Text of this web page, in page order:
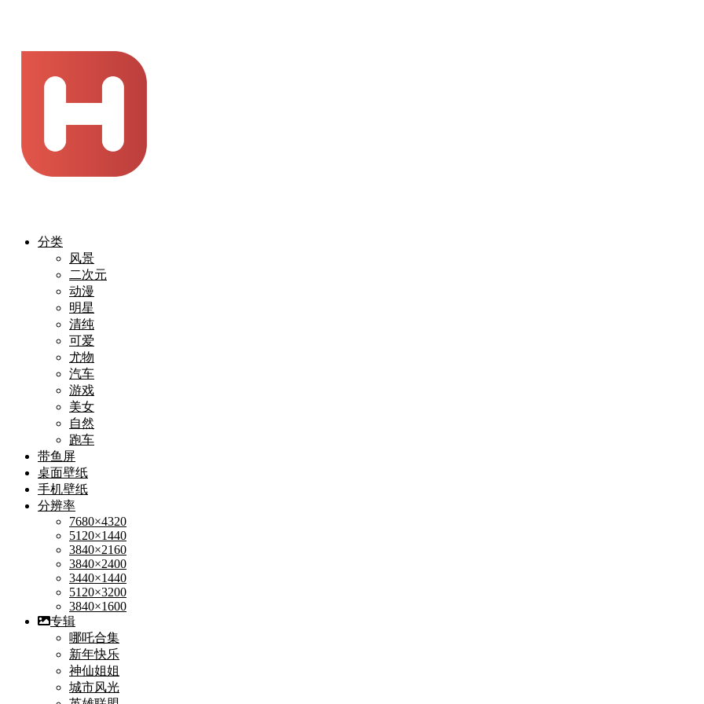
分类
风景
二次元
动漫
明星
清纯
可爱
尤物
汽车
游戏
美女
自然
跑车
带鱼屏
桌面壁纸
手机壁纸
分辨率
7680×4320
5120×1440
3840×2160
3840×2400
3440×1440
5120×3200
3840×1600
专辑
哪吒合集
新年快乐
神仙姐姐
城市风光